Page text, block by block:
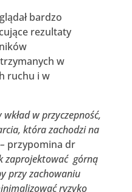
bardzo
rezultaty
w
ruchu i w
w przyczepność,
która zachodzi na
przypomina dr
zaprojektować górną
przy zachowaniu
ryzyko